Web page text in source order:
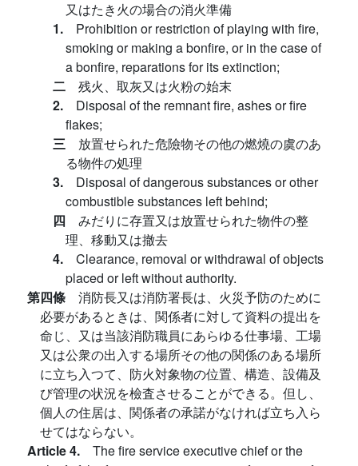
又はたき火の場合の消火準備
1. Prohibition or restriction of playing with fire,
smoking or making a bonfire, or in the case of
a bonfire, reparations for its extinction;
二 残火、取灰又は火粉の始末
2. Disposal of the remnant fire, ashes or fire
flakes;
三 放置せられた危險物その他の燃燒の虞のあ
る物件の処理
3. Disposal of dangerous substances or other
combustible substances left behind;
四 みだりに存置又は放置せられた物件の整
理、移動又は撤去
4. Clearance, removal or withdrawal of objects
placed or left without authority.
第四條 消防長又は消防署長は、火災予防のために
必要があるときは、関係者に対して資料の提出を
命じ、又は当該消防職員にあらゆる仕事場、工場
又は公衆の出入する場所その他の関係のある場所
に立ち入つて、防火対象物の位置、構造、設備及
び管理の状況を檢査させることができる。但し、
個人の住居は、関係者の承諾がなければ立ち入ら
せてはならない。
Article 4. The fire service executive chief or the